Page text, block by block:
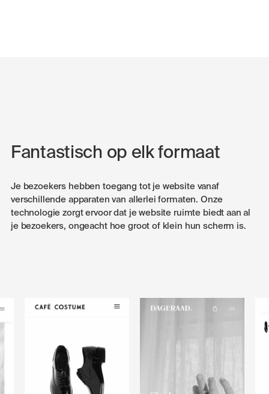
Fantastisch op elk formaat
Je bezoekers hebben toegang tot je website vanaf
verschillende apparaten van allerlei formaten. Onze
technologie zorgt ervoor dat je website ruimte biedt aan al
je bezoekers, ongeacht hoe groot of klein hun scherm is.